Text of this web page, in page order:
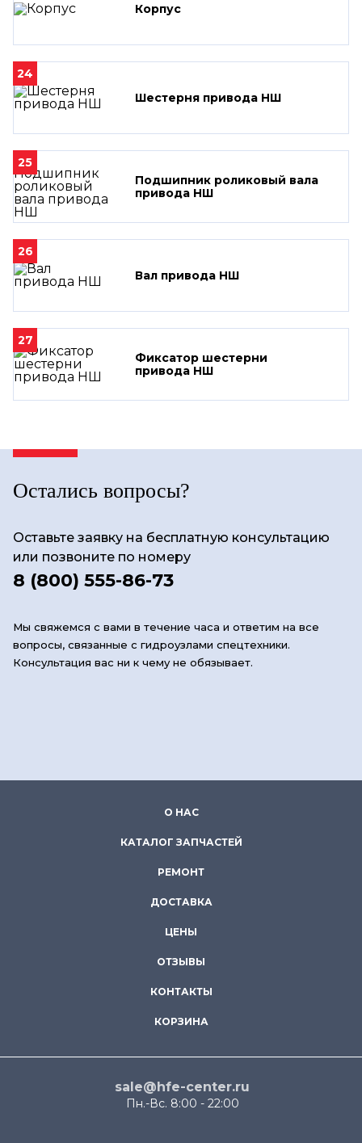
Корпус
24
Шестерня привода НШ
25
Подшипник роликовый вала
привода НШ
26
Вал привода НШ
27
Фиксатор шестерни
привода НШ
Остались вопросы?
Оставьте заявку на бесплатную консультацию
или позвоните по номеру
8 (800) 555-86-73
Мы свяжемся с вами в течение часа и ответим на все
вопросы, связанные с гидроузлами спецтехники.
Консультация вас ни к чему не обязывает.
О НАС
КАТАЛОГ ЗАПЧАСТЕЙ
РЕМОНТ
ДОСТАВКА
ЦЕНЫ
ОТЗЫВЫ
КОНТАКТЫ
КОРЗИНА
sale@hfe-center.ru
Пн.-Вс. 8:00 - 22:00